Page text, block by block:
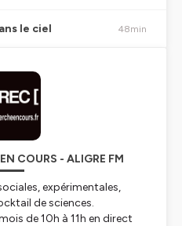
le ciel 48min
COURS - ALIGRE FM
expérimentales,
de sciences.
de 10h à 11h en direct